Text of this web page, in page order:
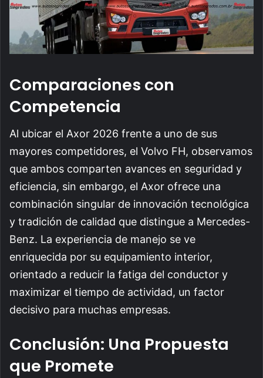
Comparaciones con
Competencia
Al ubicar el Axor 2026 frente a uno de sus
mayores competidores, el Volvo FH, observamos
que ambos comparten avances en seguridad y
eficiencia, sin embargo, el Axor ofrece una
combinación singular de innovación tecnológica
y tradición de calidad que distingue a Mercedes-
Benz. La experiencia de manejo se ve
enriquecida por su equipamiento interior,
orientado a reducir la fatiga del conductor y
maximizar el tiempo de actividad, un factor
decisivo para muchas empresas.
Conclusión: Una Propuesta
que Promete